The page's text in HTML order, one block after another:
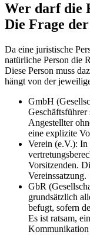
Wer darf die
Die Frage
Da eine juristische
natürliche Person die
Diese Person muss
hängt von der
GmbH
Angestellter
eine explizite
Verein (e.V.): In
Vorsitzenden.
Vereinssatzung.
GbR
grundsätzlich
befugt, sofern
Es ist ratsam,
Kommunikation